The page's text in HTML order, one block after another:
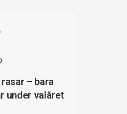
– bara
under valåret